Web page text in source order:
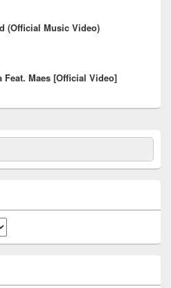
(Official Music Video)
Feat. Maes [Official Video]